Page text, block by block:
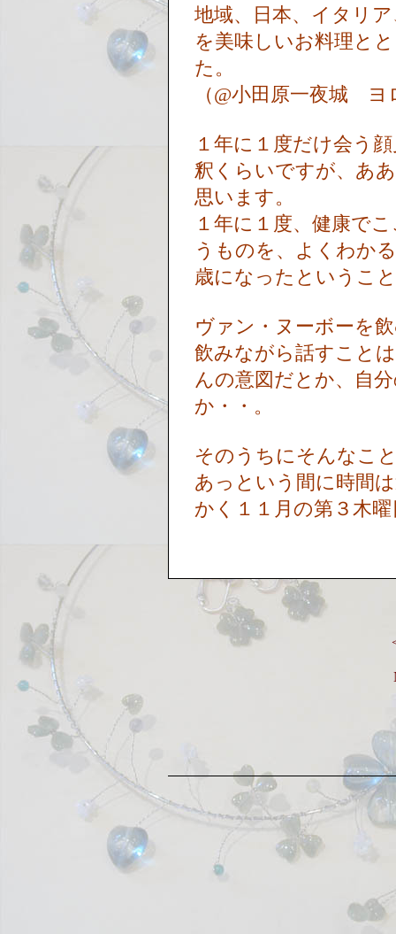
地域、日本、イタリ
を美味しいお料理と
た。
（@小田原一夜城
１年に１度だけ会う
釈くらいですが、あ
思います。
１年に１度、健康で
うものを、よくわか
歳になったというこ
ヴァン・ヌーボーを
飲みながら話すこと
んの意図だとか、自
か・・。
そのうちにそんなこ
あっという間に時間
かく１１月の第３木